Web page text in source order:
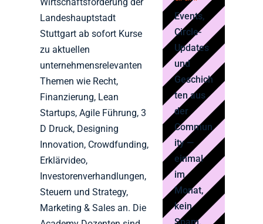
Landeshauptstadt
Stuttgart ab sofort Kurse
zu aktuellen
unternehmensrelevanten
Themen wie Recht,
Finanzierung, Lean
Startups, Agile Führung, 3
D Druck, Designing
Innovation, Crowdfunding,
Erklärvideo,
Investorenverhandlungen,
Steuern und Strategy,
Marketing & Sales an. Die
Events,
Circle-
Updates
und
Geschich
ten aus
der
Commun
ity —
einmal
im
Monat,
kein